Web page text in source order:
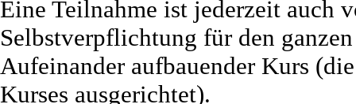
Eine Teilnahme ist jederzeit auch
Selbstverpflichtung für den
Aufeinander aufbauender Kurs
Kurses ausgerichtet).